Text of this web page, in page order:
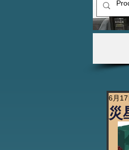
災
6月17